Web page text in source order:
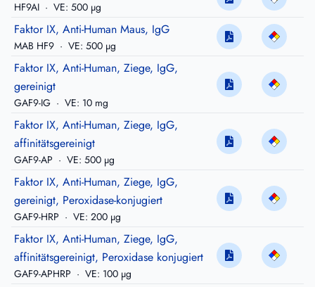
HF9AI · VE: 500 µg
Faktor IX, Anti-Human Maus, IgG
MAB HF9 · VE: 500 µg
Faktor IX, Anti-Human, Ziege, IgG,
gereinigt
GAF9-IG · VE: 10 mg
Faktor IX, Anti-Human, Ziege, IgG,
affinitätsgereinigt
GAF9-AP · VE: 500 µg
Faktor IX, Anti-Human, Ziege, IgG,
gereinigt, Peroxidase-konjugiert
GAF9-HRP · VE: 200 µg
Faktor IX, Anti-Human, Ziege, IgG,
affinitätsgereinigt, Peroxidase konjugiert
GAF9-APHRP · VE: 100 µg